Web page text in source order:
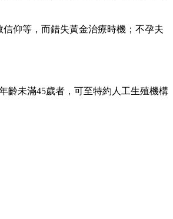
仰等，而錯失黃金治療時機；不孕夫
齡未滿45歲者，可至特約人工生殖機構